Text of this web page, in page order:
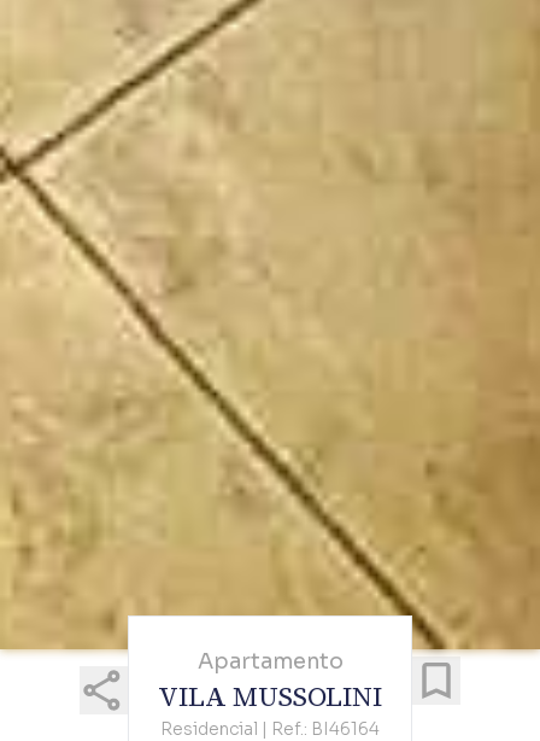
Apartamento
VILA MUSSOLINI
Residencial | Ref.: BI46164